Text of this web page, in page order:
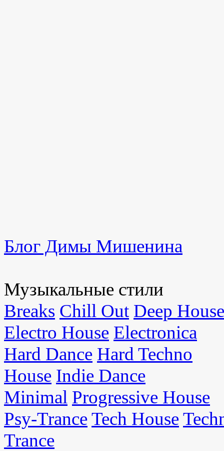
Блог Димы Мишенина
Музыкальные стили
Breaks Chill Out Deep House
Electro House Electronica
Hard Dance Hard Techno
House Indie Dance
Minimal Progressive House
Psy-TranceTech House
Trance